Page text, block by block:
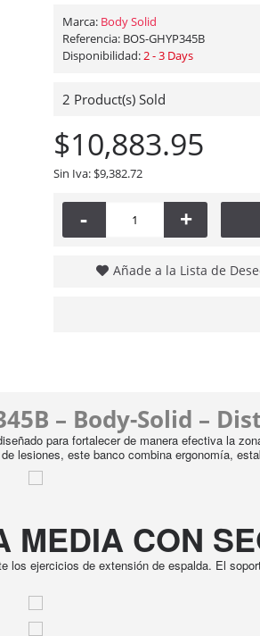
Marca: Body Solid
Referencia: BOS-GHYP345B
Disponibilidad:2 - 3 Days
2 Product(s) Sold
$10,883.95
Sin Iva: $9,382.72
- +
Añade a la Lista de
– Body-Solid –
para fortalecer de manera efectiva la
lesiones, este banco combina ergonomía,
MEDIA CON
los ejercicios de extensión de espalda. El